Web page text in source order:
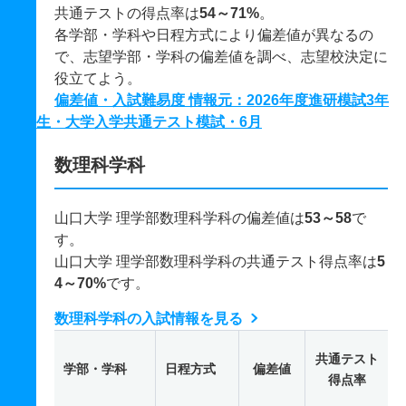
共通テストの得点率は54～71%。
各学部・学科や日程方式により偏差値が異なるの
で、志望学部・学科の偏差値を調べ、志望校決定に
役立てよう。
偏差値・入試難易度 情報元：2026年度進研模試3年
生・大学入学共通テスト模試・6月
数理科学科
山口大学 理学部数理科学科の偏差値は53～58で
す。
山口大学 理学部数理科学科の共通テスト得点率は5
4～70%です。
数理科学科の入試情報を見る
学部・学科 日程方式 偏差値
共通テスト
得点率